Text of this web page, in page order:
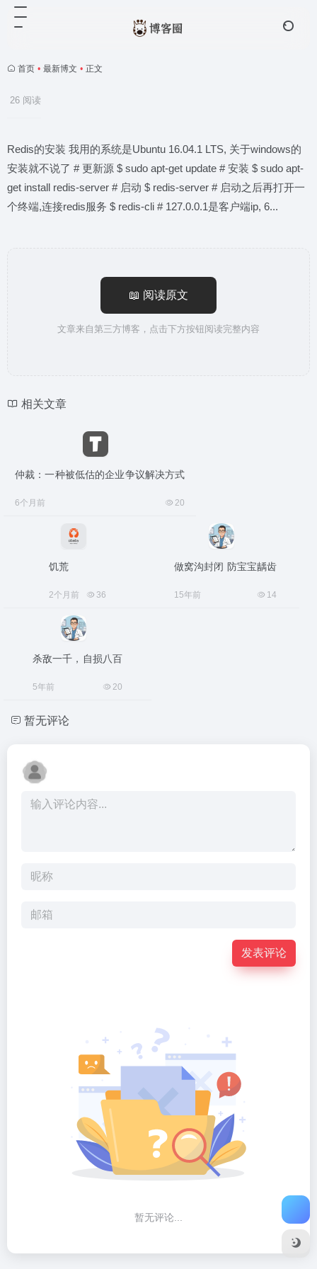
首页 • 最新博文 • 正文
26 阅读
Redis的安装 我用的系统是Ubuntu 16.04.1 LTS, 关于windows的
安装就不说了 # 更新源 $ sudo apt-get update # 安装 $ sudo apt-
get install redis-server # 启动 $ redis-server # 启动之后再打开一
个终端,连接redis服务 $ redis-cli # 127.0.0.1是客户端ip, 6...
📖 阅读原文
文章来自第三方博客，点击下方按钮阅读完整内容
相关文章
仲裁：一种被低估的企业争议解决方式
6个月前 20
饥荒
2个月前 36
做窝沟封闭 防宝宝龋齿
15年前 14
杀敌一千，自损八百
5年前 20
暂无评论
发表评论
暂无评论...